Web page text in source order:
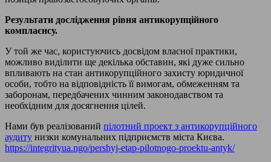
Результати дослідження рівня антикорупційного
комплаєнсу.
У той же час, користуючись досвідом власної практики,
можливо виділити ще декілька обставин, які дуже сильно
впливають на стан антикорупційного захисту юридичної
особи, тобто на відповідність її вимогам, обмеженням та
заборонам, передбачених чинним законодавством та
необхідним для досягнення цілей.
Нами був реалізований пілотний проект з антикорупційного
аудиту низки комунальних підприємств міста Києва.
https://integrityua.ngo/pershyj-etap-pilotnogo-proektu-antyk/